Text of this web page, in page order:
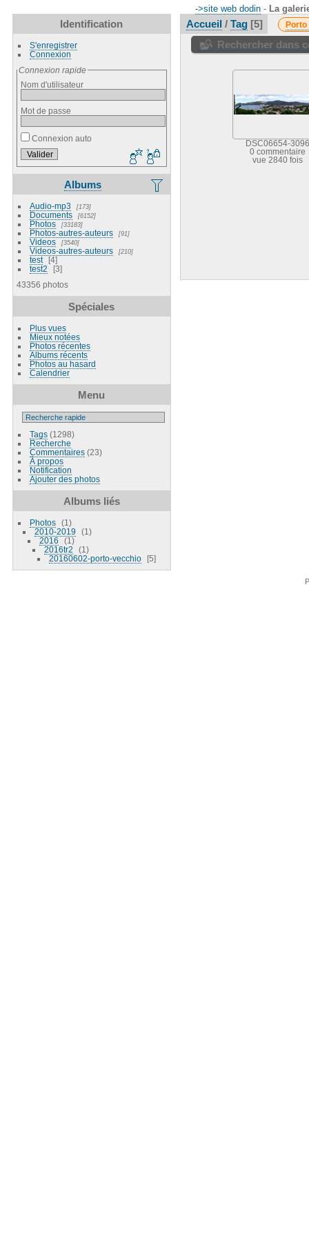
->site web dodin - La
Identification
S'enregistrer
Connexion
Connexion rapide
Nom d'utilisateur
Mot de passe
Connexion auto
Albums
Audio-mp3 173
Documents 6152
Photos 33183
Photos-autres-auteurs 91
Videos 3540
Videos-autres-auteurs 210
test
4
test2
3
43356 photos
Spéciales
Plus vues
Mieux notées
Photos récentes
Albums récents
Photos au hasard
Calendrier
Menu
Tags(1298)
Recherche
Commentaires(23)
À propos
Notification
Ajouter des photos
Albums liés
Photos
1
2010-2019
1
2016
1
2016tr2
1
20160602-porto-vecchio
5
Accueil/ Tag 5
Rechercher dans
DSC06654-3096
0 commentaire
vue 2840 fois